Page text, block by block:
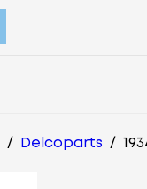
/ Delcoparts /